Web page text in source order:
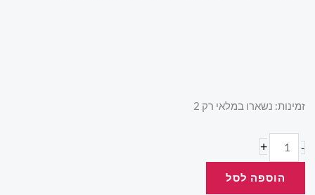
זמינות: נשארו במלאי רק 2
-
כמות
בובה
עם
אבזרים
+
הוספה לסל